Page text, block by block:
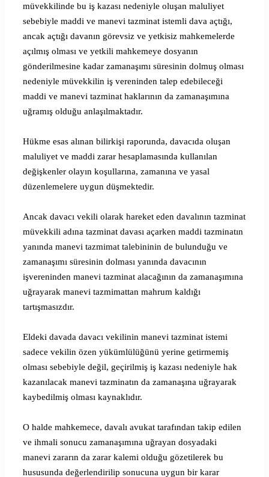
müvekkilinde bu iş kazası nedeniyle oluşan maluliyet
sebebiyle maddi ve manevi tazminat istemli dava açtığı,
ancak açtığı davanın görevsiz ve yetkisiz mahkemelerde
açılmış olması ve yetkili mahkemeye dosyanın
gönderilmesine kadar zamanaşımı süresinin dolmuş olması
nedeniyle müvekkilin iş vereninden talep edebileceği
maddi ve manevi tazminat haklarının da zamanaşımına
uğramış olduğu anlaşılmaktadır.
Hükme esas alınan bilirkişi raporunda, davacıda oluşan
maluliyet ve maddi zarar hesaplamasında kullanılan
değişkenler olayın koşullarına, zamanına ve yasal
düzenlemelere uygun düşmektedir.
Ancak davacı vekili olarak hareket eden davalının tazminat
müvekkili adına tazminat davası açarken maddi tazminatın
yanında manevi tazmimat talebininin de bulunduğu ve
zamanaşımı süresinin dolması yanında davacının
işvereninden manevi tazminat alacağının da zamanaşımına
uğrayarak manevi tazmimattan mahrum kaldığı
tartışmasızdır.
Eldeki davada davacı vekilinin manevi tazminat istemi
sadece vekilin özen yükümlülüğünü yerine getirmemiş
olması sebebiyle değil, geçirilmiş iş kazası nedeniyle hak
kazanılacak manevi tazminatın da zamanaşına uğrayarak
kaybedilmiş olması kaynaklıdır.
O halde mahkemece, davalı avukat tarafından takip edilen
ve ihmali sonucu zamanaşımına uğrayan dosyadaki
manevi zararın da zarar kalemi olduğu gözetilerek bu
hususunda değerlendirilip sonucuna uygun bir karar